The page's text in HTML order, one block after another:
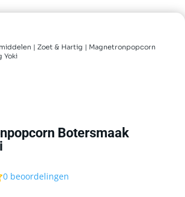
| Zoet & Hartig | Magnetronpopcorn
Yoki
Botersmaak
0beoordelingen